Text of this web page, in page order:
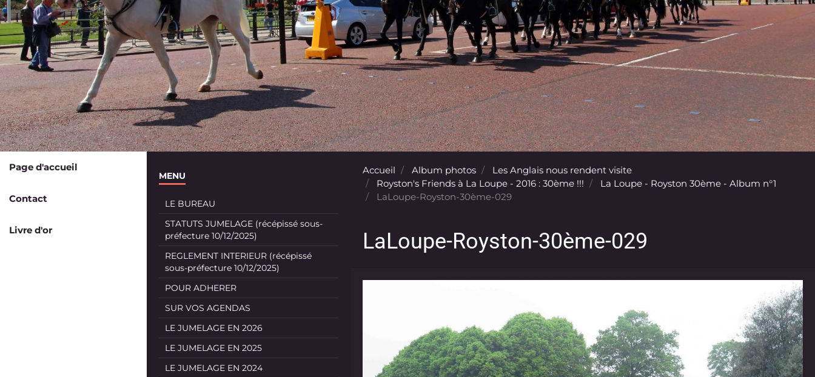
Page d'accueil
Contact
Livre d'or
Accueil Album photos
Les Anglais nous rendent visite
Royston's Friends à La Loupe - 2016 : 30ème !!!
La Loupe - Royston 30ème - Album n°1
LaLoupe-Royston-30ème-029
LaLoupe-Royston-30ème-029
MENU
LE BUREAU
STATUTS JUMELAGE (récépissé sous-
préfecture 10/12/2025)
REGLEMENT INTERIEUR (récépissé
sous-préfecture 10/12/2025)
POUR ADHERER
SUR VOS AGENDAS
LE JUMELAGE EN 2026
LE JUMELAGE EN 2025
LE JUMELAGE EN 2024